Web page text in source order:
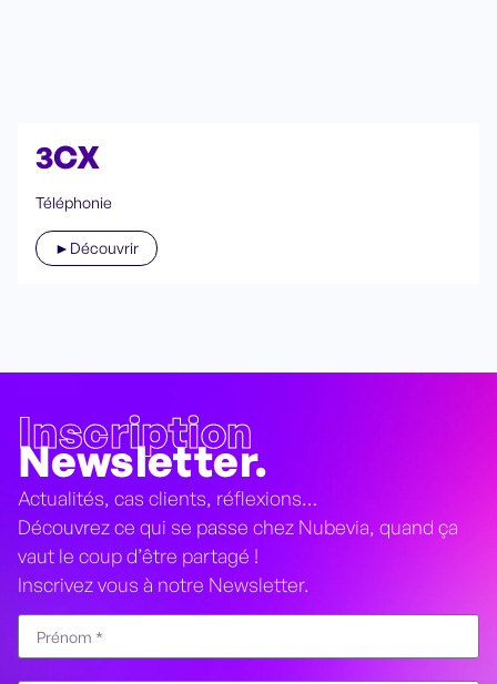
3CX
Téléphonie
►Découvrir
Inscription
Newsletter.
Actualités, cas clients, réflexions…
Découvrez ce qui se passe chez Nubevia, quand ça
vaut le coup d’être partagé !
Inscrivez vous à notre Newsletter.